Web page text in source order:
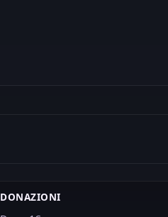
DONAZIONI